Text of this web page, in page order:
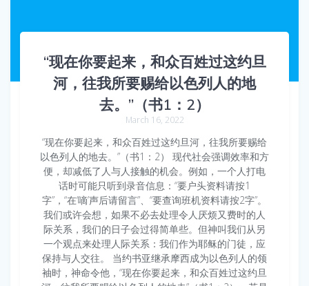
“现在你要起来，和众百姓过这约旦
河，往我所要赐给以色列人的地
去。”（书1：2）
March 16, 2022
“现在你要起来，和众百姓过这约旦河，往我所要赐给
以色列人的地去。”（书1：2） 现代社会强调效率和方
便，却减低了人与人接触的机会。例如，一个人打电
话时可能只听到录音信息：“要户头资料请按1
字”，“在‘嘀’声后请留言”、“要查询班机资料请按2字”。
我们或许会想，如果不必去处理令人厌烦又费时的人
际关系，我们的日子会过得简单些。但神叫我们从另
一个观点来处理人际关系：我们作为耶稣的门徒，应
保持与人交往。 当约书亚继承摩西成为以色列人的领
袖时，神命令他，“现在你要起来，和众百姓过这约旦